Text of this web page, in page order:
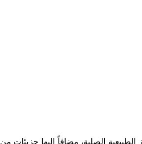
من حبيبات الكوارتز الطبيعية الصلبة، مضافاً إليها جزيئات من